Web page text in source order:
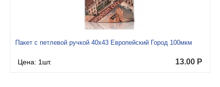
Пакет с петлевой ручкой 40x43 Европейский Город 100мкм
Цена: 1шт. 13.00 Р